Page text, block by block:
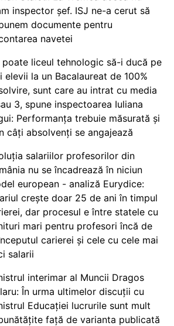
inspector șef. ISJ ne-a cerut să
documente pentru
navetei
poate liceul tehnologic să-i ducă pe
elevii la un Bacalaureat de 100%
sunt care au intrat cu media
3, spune inspectoarea Iuliana
Performanța trebuie măsurată și
câți absolvenți se angajează
salariilor profesorilor din
nu se încadrează în niciun
european - analiză Eurydice:
crește doar 25 de ani în timpul
dar procesul e între statele cu
mari pentru profesori încă de
carierei și cele cu cele mai
salarii
interimar al Muncii Dragos
În urma ultimelor discuții cu
Educației lucrurile sunt mult
față de varianta publicată